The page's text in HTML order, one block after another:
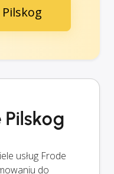
Pilskog
Pilskog
usług Frode
do